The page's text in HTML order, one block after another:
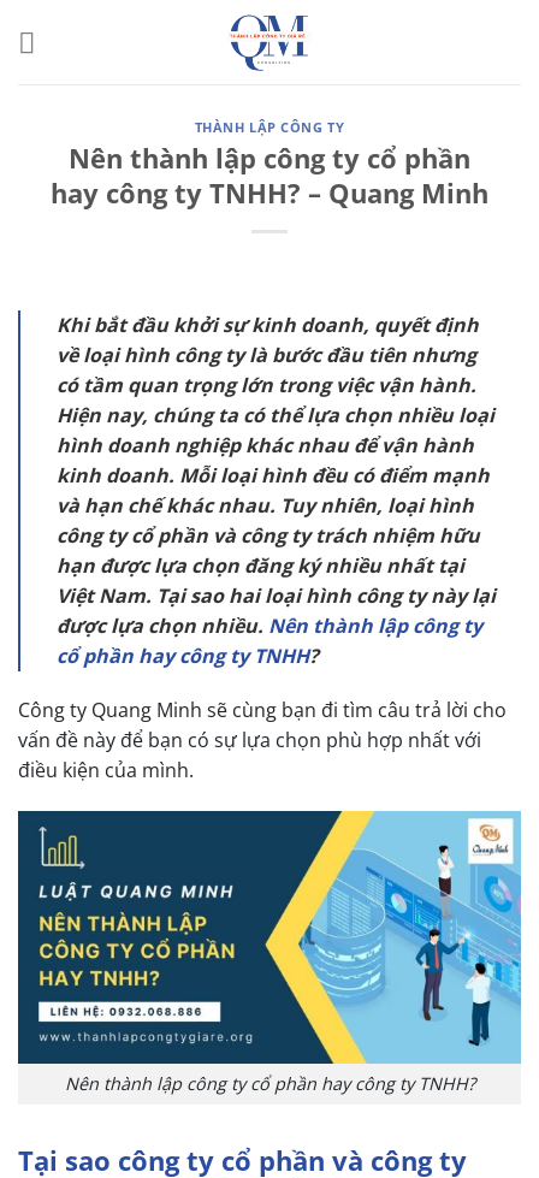
qua
THÀNH LẬP CÔNG TY
Nên thành lập công ty cổ phần
hay công ty TNHH? – Quang Minh
Khi bắt đầu khởi sự kinh doanh, quyết định
về loại hình công ty là bước đầu tiên nhưng
có tầm quan trọng lớn trong việc vận hành.
Hiện nay, chúng ta có thể lựa chọn nhiều loại
hình doanh nghiệp khác nhau để vận hành
kinh doanh. Mỗi loại hình đều có điểm mạnh
và hạn chế khác nhau. Tuy nhiên, loại hình
công ty cổ phần và công ty trách nhiệm hữu
hạn được lựa chọn đăng ký nhiều nhất tại
Việt Nam. Tại sao hai loại hình công ty này lại
được lựa chọn nhiều. Nên thành lập công ty
cổ phần hay công ty TNHH?
Công ty Quang Minh sẽ cùng bạn đi tìm câu trả lời cho
vấn đề này để bạn có sự lựa chọn phù hợp nhất với
điều kiện của mình.
Nên thành lập công ty cổ phần hay công ty TNHH?
Tại sao công ty cổ phần và công ty